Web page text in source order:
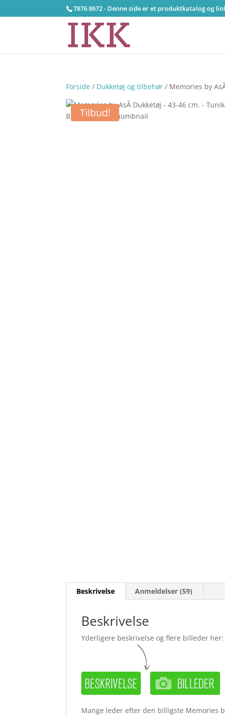
7876 8672 - Denne side er et produktkatalog og
Forside / Dukketøj og tilbehør / Memories by
Tilbud!
Beskrivelse Anmeldelser (59)
Beskrivelse
Yderligere beskrivelse og flere billeder her:
Mange leder efter den billigste Memories